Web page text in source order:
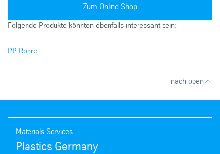
Zum Online Shop
Folgende Produkte könnten ebenfalls interessant sein:
PP Rohre
nach oben
Materials Services
Plastics Germany